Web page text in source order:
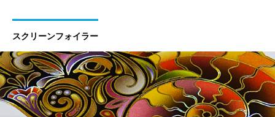
スクリーンフォイラー